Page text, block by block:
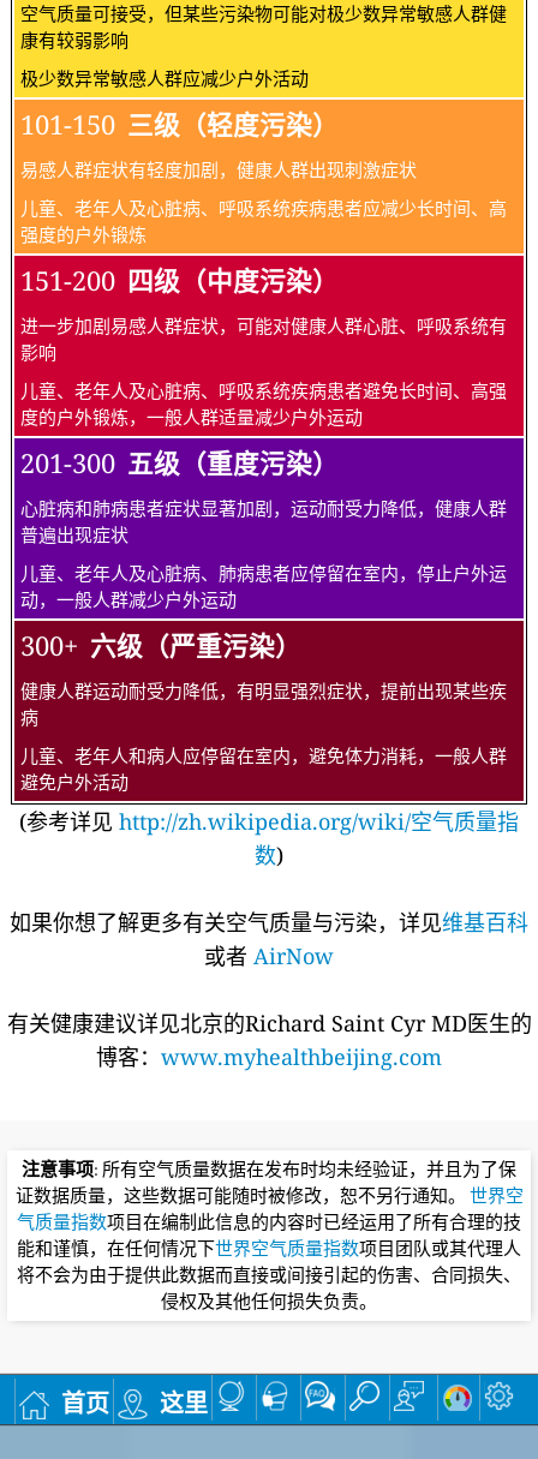
空气质量可接受，但某些污染物可能对极少数异常敏感人群健
康有较弱影响
极少数异常敏感人群应减少户外活动
101-150 三级（轻度污染）
易感人群症状有轻度加剧，健康人群出现刺激症状
儿童、老年人及心脏病、呼吸系统疾病患者应减少长时间、高
强度的户外锻炼
151-200 四级（中度污染）
进一步加剧易感人群症状，可能对健康人群心脏、呼吸系统有
影响
儿童、老年人及心脏病、呼吸系统疾病患者避免长时间、高强
度的户外锻炼，一般人群适量减少户外运动
201-300 五级（重度污染）
心脏病和肺病患者症状显著加剧，运动耐受力降低，健康人群
普遍出现症状
儿童、老年人及心脏病、肺病患者应停留在室内，停止户外运
动，一般人群减少户外运动
300+ 六级（严重污染）
健康人群运动耐受力降低，有明显强烈症状，提前出现某些疾
病
儿童、老年人和病人应停留在室内，避免体力消耗，一般人群
避免户外活动
(参考详见 http://zh.wikipedia.org/wiki/空气质量指
数)
如果你想了解更多有关空气质量与污染，详见维基百科
或者 AirNow
有关健康建议详见北京的Richard Saint Cyr MD医生的
博客： www.myhealthbeijing.com
注意事项: 所有空气质量数据在发布时均未经验证，并且为了保
证数据质量，这些数据可能随时被修改，恕不另行通知。 世界空
气质量指数项目在编制此信息的内容时已经运用了所有合理的技
能和谨慎，在任何情况下世界空气质量指数项目团队或其代理人
将不会为由于提供此数据而直接或间接引起的伤害、合同损失、
侵权及其他任何损失负责。
首页 这里